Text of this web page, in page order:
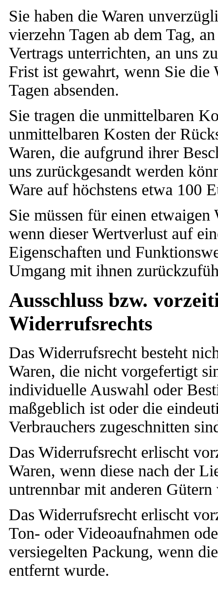
Sie haben die Waren
vierzehn Tagen ab dem Tag,
Vertrags unterrichten, an uns
Frist ist gewahrt, wenn Sie
Tagen absenden.
Sie tragen die unmittelbaren
unmittelbaren Kosten der
Waren, die aufgrund ihrer
uns zurückgesandt werden
Ware auf höchstens etwa 100
Sie müssen für einen
wenn dieser Wertverlust auf
Eigenschaften und
Umgang mit ihnen
Ausschluss bzw.
Widerrufsrechts
Das Widerrufsrecht besteht
Waren, die nicht vorgefertigt
individuelle Auswahl oder
maßgeblich ist oder die
Verbrauchers zugeschnitten
Das Widerrufsrecht erlischt
Waren, wenn diese nach der
untrennbar mit anderen
Das Widerrufsrecht erlischt
Ton- oder Videoaufnahmen
versiegelten Packung, wenn
entfernt wurde.